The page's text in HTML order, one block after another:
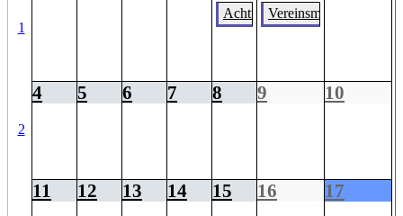
1
Achtung Parcours Ganztägig
Vereinsmeisterschaft
2
4 5 6 7 8 9 10
11 12 13 14 15 16 17